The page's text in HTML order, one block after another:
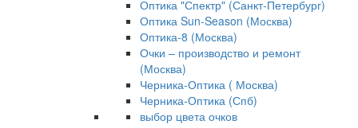
Оптика "Спектр" (Санкт-Петербург)
Оптика Sun-Season (Москва)
Оптика-8 (Москва)
Очки – производство и ремонт
(Москва)
Черника-Оптика ( Москва)
Черника-Оптика (Спб)
выбор цвета очков